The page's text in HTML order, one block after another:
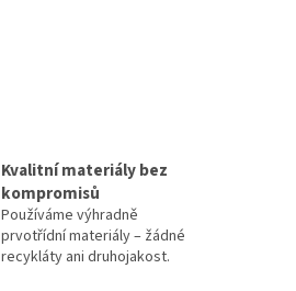
Kvalitní materiály bez
kompromisů
Používáme výhradně
prvotřídní materiály – žádné
recykláty ani druhojakost.